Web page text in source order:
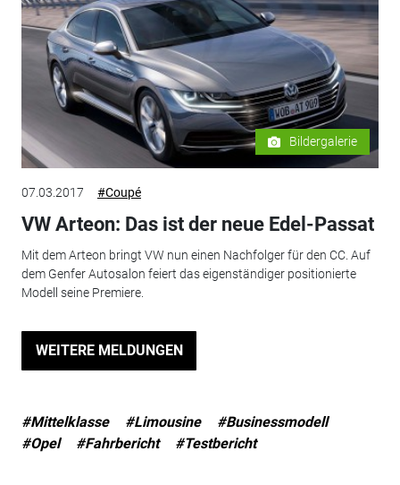
Bildergalerie
07.03.2017 #Coupé
VW Arteon: Das ist der neue Edel-Passat
Mit dem Arteon bringt VW nun einen Nachfolger für den CC. Auf
dem Genfer Autosalon feiert das eigenständiger positionierte
Modell seine Premiere.
WEITERE MELDUNGEN
#Mittelklasse #Limousine
#Businessmodell
#Opel
#Fahrbericht #Testbericht